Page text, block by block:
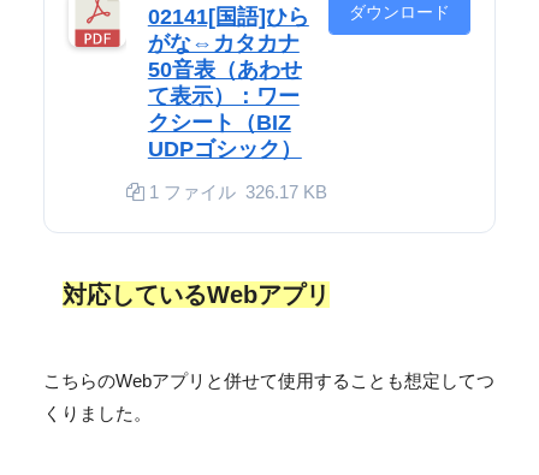
02141[国語]ひら
がな⇔カタカナ
50音表（あわせ
て表示）：ワー
クシート（BIZ
UDPゴシック）
1 ファイル 326.17 KB
ダウンロード
対応しているWebアプリ
こちらのWebアプリと併せて使用することも想定してつ
くりました。